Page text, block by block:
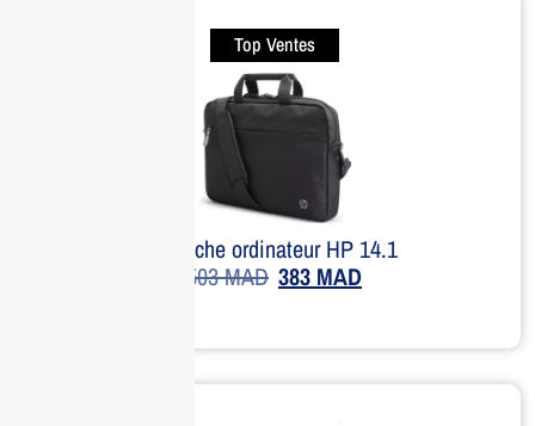
Top Ventes
Sacoche ordinateur HP 14.1
503MAD 383 MAD